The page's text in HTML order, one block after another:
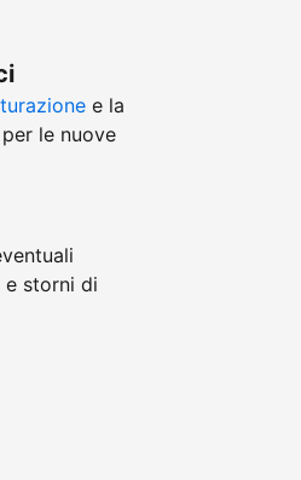
e la
per le nuove
storni di